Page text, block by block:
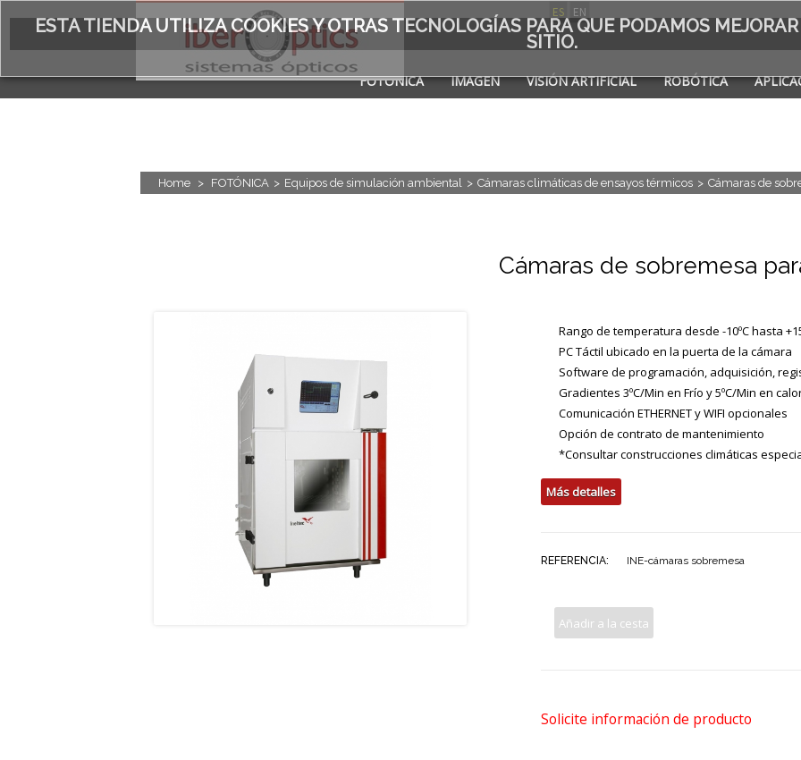
ES EN
FOTÓNICA IMAGEN VISIÓN ARTIFICIAL ROBÓTICA
ACERCA DE
Home > FOTÓNICA > Equipos de simulación ambiental > Cámaras climáticas de ensayos térmicos > Cámaras de
Cámaras de sobremesa
Rango de temperatura desde -10ºC hasta
PC Táctil ubicado en la puerta de la cámara
Software de programación, adquisición,
Gradientes 3ºC/Min en Frío y 5ºC/Min en
Comunicación ETHERNET y WIFI opcionales
Opción de contrato de mantenimiento
*Consultar construcciones climáticas
Más detalles
REFERENCIA: INE-cámaras sobremesa
Añadir a la cesta
Solicite información de producto
ESTA TIENDA UTILIZA COOKIES Y OTRAS TECNOLOGÍAS PARA QUE PODAMOS
SITIO.